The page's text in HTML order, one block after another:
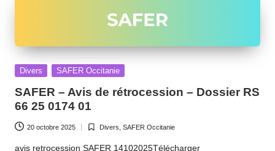
Posted
Divers SAFER Occitanie
SAFER – Avis de rétrocession – Dossier RS
66 25 0174 01
20 octobre 2025
Posted
in
Divers SAFER Occitanie
avis retrocession SAFER 14102025Télécharger